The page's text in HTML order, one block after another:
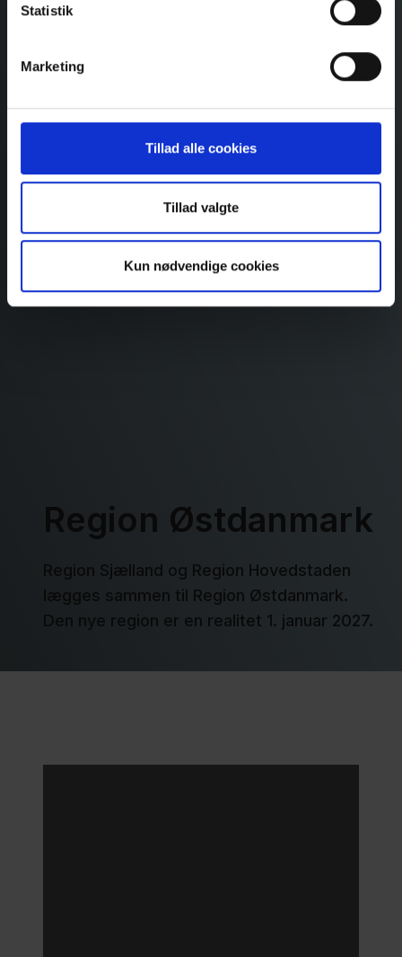
Statistik
Marketing
Tillad alle cookies
Tillad valgte
Kun nødvendige cookies
Region Østdanmark
Region Sjælland og Region Hovedstaden
lægges sammen til Region Østdanmark.
Den nye region er en realitet 1. januar 2027.